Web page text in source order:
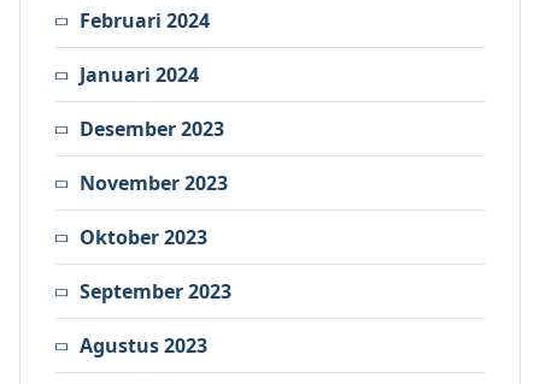
Februari 2024
Januari 2024
Desember 2023
November 2023
Oktober 2023
September 2023
Agustus 2023